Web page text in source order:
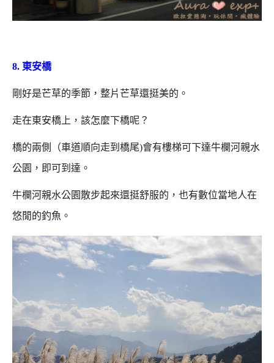
8. 東安橋
剛好是芒草的季節，整片芒草還挺美的。
走在東安橋上，該怎麼下橋呢？
橋的兩側（車道順向走到橋尾)會有樓梯可下達牛欄河親水
公園，即可到達。
牛欄河親水公園散步起來還挺舒服的，也有數位當地人在
悠閒的釣魚。